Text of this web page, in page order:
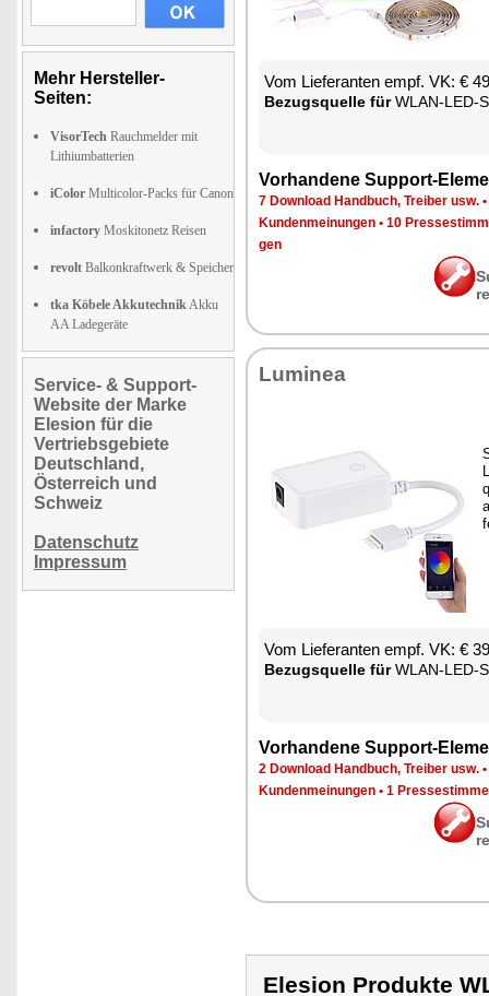
Mehr Hersteller-
Seiten:
VisorTech Rauchmelder mit
Lithiumbatterien
iColor Multicolor-Packs für Canon
infactory Moskitonetz Reisen
revolt Balkonkraftwerk & Speicher
tka Köbele AkkutechnikAkku
AA Ladegeräte
Service- & Support-
Website der Marke
Elesion für die
Vertriebsgebiete
Deutschland,
Österreich und
Schweiz
Datenschutz
Impressum
Vom Lie­fe­ran­ten empf. VK: €
Be­zugs­quel­le fürWLAN-LED-
Vor­han­de­ne Sup­port-
7 Down­load Hand­buch, Trei­ber usw. •
Kun­den­mei­nun­gen • 10
gen
Lu­mi­nea
Vom Lie­fe­ran­ten empf. VK: €
Be­zugs­quel­le fürWLAN-LED-
Vor­han­de­ne Sup­port-
2 Down­load Hand­buch, Trei­ber usw. •
Kun­den­mei­nun­gen • 1
Elesion Produkte